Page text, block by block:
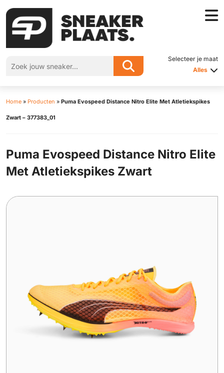
Selecteer je maat
Alles
Home » Producten » Puma Evospeed Distance Nitro Elite Met Atletiekspikes
Zwart – 377383_01
Puma Evospeed Distance Nitro Elite
Met Atletiekspikes Zwart